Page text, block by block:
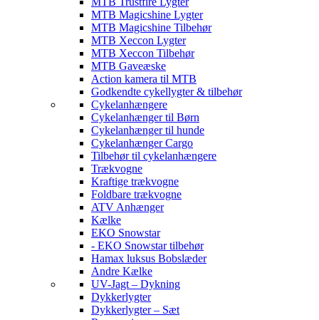
MTB Magicshine Lygter
MTB Magicshine Tilbehør
MTB Xeccon Lygter
MTB Xeccon Tilbehør
MTB Gaveæske
Action kamera til MTB
Godkendte cykellygter & tilbehør
Cykelanhængere
Cykelanhænger til Børn
Cykelanhænger til hunde
Cykelanhænger Cargo
Tilbehør til cykelanhængere
Trækvogne
Kraftige trækvogne
Foldbare trækvogne
ATV Anhænger
Kælke
EKO Snowstar
- EKO Snowstar tilbehør
Hamax luksus Bobslæder
Andre Kælke
UV-Jagt – Dykning
Dykkerlygter
Dykkerlygter – Sæt